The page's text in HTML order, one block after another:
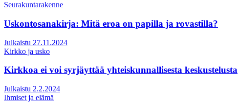
Seurakuntarakenne
Uskontosanakirja: Mitä eroa on papilla ja rovastilla?
Julkaistu 27.11.2024
Kirkko ja usko
Kirkkoa ei voi syrjäyttää yhteiskunnallisesta keskustelusta
Julkaistu 2.2.2024
Ihmiset ja elämä